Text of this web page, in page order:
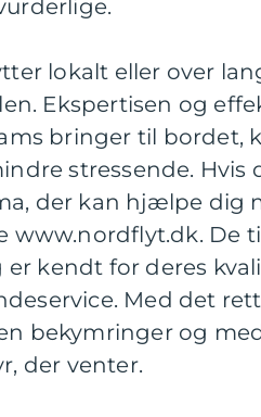
lokalt eller over
Ekspertisen og
bringer til bordet,
stressende.
der kan hjælpe dig
www.nordflyt.dk. De
kendt for deres
Med det
bekymringer og
der venter.